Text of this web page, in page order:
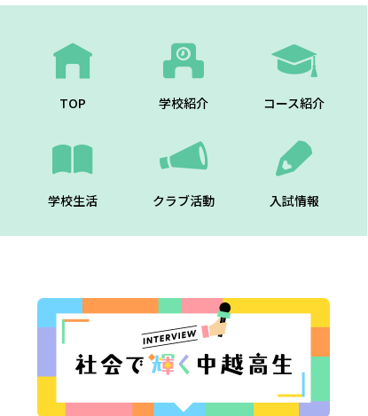
TOP 学校紹介 コース紹介
学校生活 クラブ活動 入試情報